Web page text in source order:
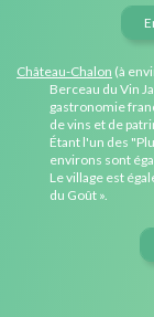
Château-Chalon (à
Berceau du Vin
gastronomie
de vins et de
Étant l'un des
environs sont
Le village est
du Goût ».